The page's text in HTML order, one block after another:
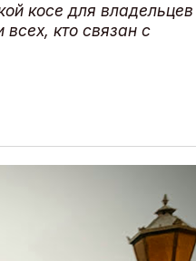
косе для владельцев
кто связан с